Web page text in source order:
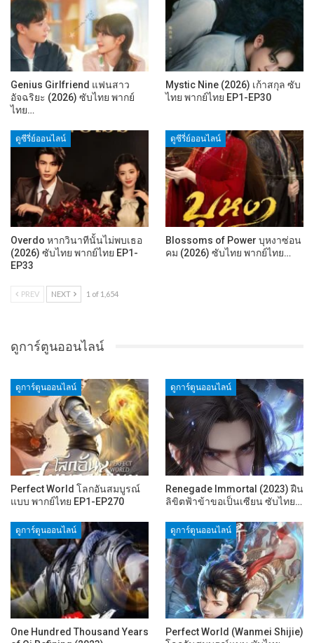
Genius Girlfriend แฟนสาว
อัจฉริยะ (2026) ซับไทย พากย์
ไทย…
Mystic Nine (2026) เก้าสกุล ซับ
ไทย พากย์ไทย EP1-EP30
ดูซีรี่ย์ออนไลน์
Overdo หากวินาทีนั้นไม่พบเธอ
(2026) ซับไทย พากย์ไทย EP1-
EP33
ดูซีรี่ย์ออนไลน์
Blossoms of Power บุหงาซ่อน
คม (2026) ซับไทย พากย์ไทย…
PREV NEXT 1 of 1,654
ดูการ์ตูนออนไลน์
ดูการ์ตูนออนไลน์
Perfect World โลกอันสมบูรณ์
แบบ พากย์ไทย EP1-EP270
ดูการ์ตูนออนไลน์
Renegade Immortal (2023) ฝืน
ลิขิตฟ้าข้าขอเป็นเซียน ซับไทย…
ดูการ์ตูนออนไลน์
One Hundred Thousand Years
ดูการ์ตูนออนไลน์
Perfect World (Wanmei Shijie)